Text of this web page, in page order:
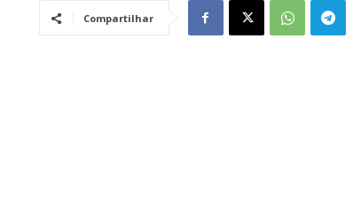
Compartilhar